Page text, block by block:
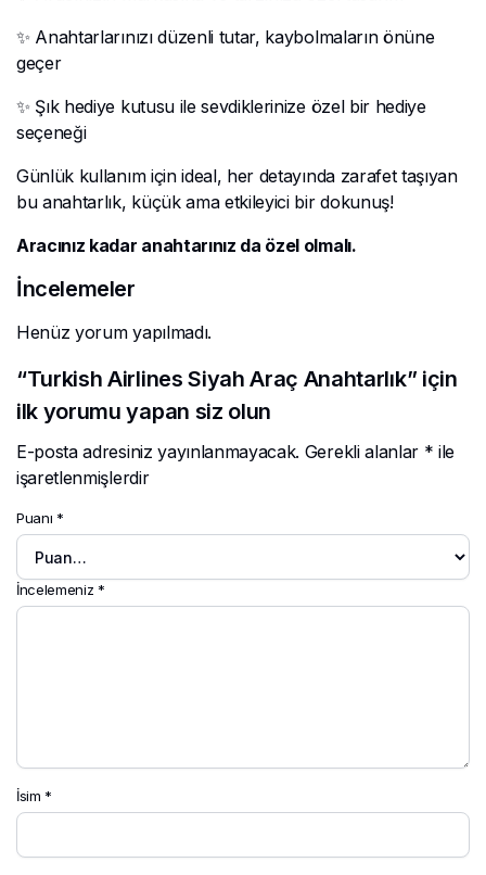
✨ Anahtarlarınızı düzenli tutar, kaybolmaların önüne
geçer
✨ Şık hediye kutusu ile sevdiklerinize özel bir hediye
seçeneği
Günlük kullanım için ideal, her detayında zarafet taşıyan
bu anahtarlık, küçük ama etkileyici bir dokunuş!
Aracınız kadar anahtarınız da özel olmalı.
İncelemeler
Henüz yorum yapılmadı.
“Turkish Airlines Siyah Araç Anahtarlık” için
ilk yorumu yapan siz olun
E-posta adresiniz yayınlanmayacak. Gerekli alanlar * ile
işaretlenmişlerdir
Puanı *
İncelemeniz *
İsim *